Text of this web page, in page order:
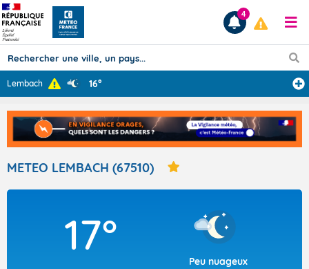
Prévisions
TOUS LES RÉSULTATS
Articles
4
Lembach 16°
METEO LEMBACH (67510)
17°
Peu nuageux